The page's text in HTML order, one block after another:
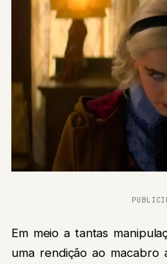
Em meio a tantas
uma rendição ao